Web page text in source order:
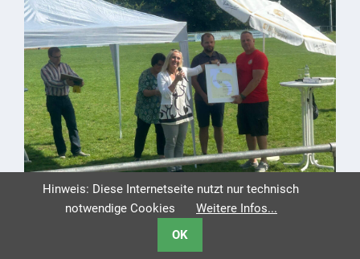
Hinweis: Diese Internetseite nutzt nur technisch
notwendige Cookies
Weitere Infos...
OK